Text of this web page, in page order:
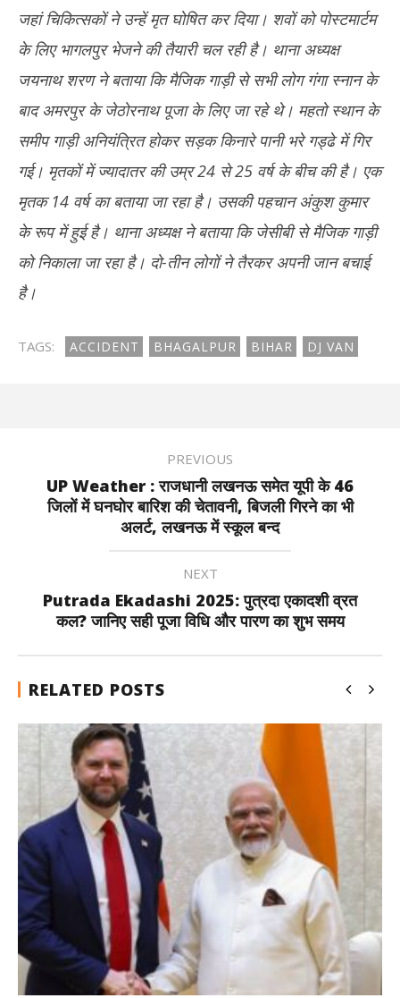
जहां चिकित्सकों ने उन्हें मृत घोषित कर दिया। शवों को पोस्टमार्टम
के लिए भागलपुर भेजने की तैयारी चल रही है। थाना अध्यक्ष
जयनाथ शरण ने बताया कि मैजिक गाड़ी से सभी लोग गंगा स्नान के
बाद अमरपुर के जेठोरनाथ पूजा के लिए जा रहे थे। महतो स्थान के
समीप गाड़ी अनियंत्रित होकर सड़क किनारे पानी भरे गड्ढे में गिर
गई। मृतकों में ज्यादातर की उम्र 24 से 25 वर्ष के बीच की है। एक
मृतक 14 वर्ष का बताया जा रहा है। उसकी पहचान अंकुश कुमार
के रूप में हुई है। थाना अध्यक्ष ने बताया कि जेसीबी से मैजिक गाड़ी
को निकाला जा रहा है। दो-तीन लोगों ने तैरकर अपनी जान बचाई
है।
TAGS: ACCIDENT BHAGALPUR BIHAR DJ VAN
PREVIOUS
UP Weather : राजधानी लखनऊ समेत यूपी के 46
जिलों में घनघाेर बारिश की चेतावनी, बिजली गिरने का भी
अलर्ट, लखनऊ में स्कूल बन्द
NEXT
Putrada Ekadashi 2025: पुत्रदा एकादशी व्रत
कल? जानिए सही पूजा विधि और पारण का शुभ समय
RELATED POSTS